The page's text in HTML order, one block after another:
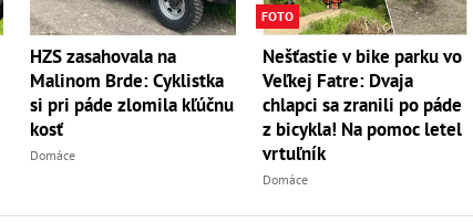
HZS zasahovala na
Malinom Brde: Cyklistka
si pri páde zlomila kľúčnu
kosť
Domáce
FOTO
Nešťastie v bike parku vo
Veľkej Fatre: Dvaja
chlapci sa zranili po páde
z bicykla! Na pomoc letel
vrtuľník
Domáce